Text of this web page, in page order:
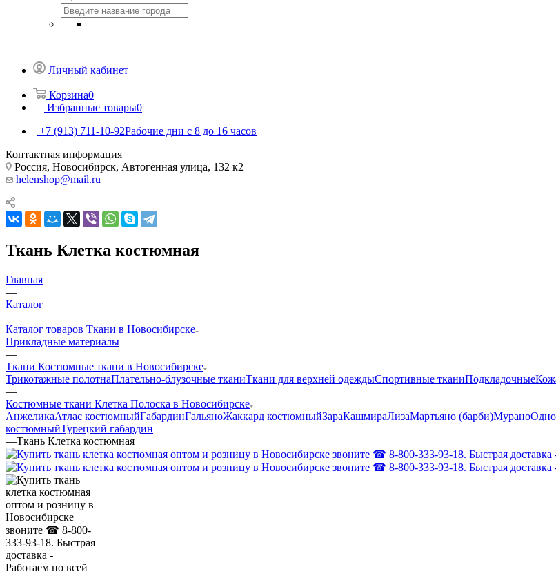
Личный кабинет
Корзина0
Избранные товары0
+7 (913) 711-10-92Рабочие дни с 8 до 16 часов
Контактная информация
Россия, Новосибирск, Автогенная улица, 132 к2
helenshop@mail.ru
Ткань Клетка костюмная
Главная
—
Каталог
—
Каталог товаров Ткани в Новосибирске
Прикладные материалы
—
Ткани Костюмные ткани в Новосибирске
Трикотажные полотнаПлательно-блузочные тканиТкани для верхней одеждыСпортивные тканиПодкладочные
—
Костюмные ткани Клетка Полоска в Новосибирске
АнжеликаАтлас костюмныйГабардинГальяноЖаккард костюмныйЗараКашмираЛизаМартьяно (барби)Мурано
костюмныйТурецкий габардин
—Ткань Клетка костюмная